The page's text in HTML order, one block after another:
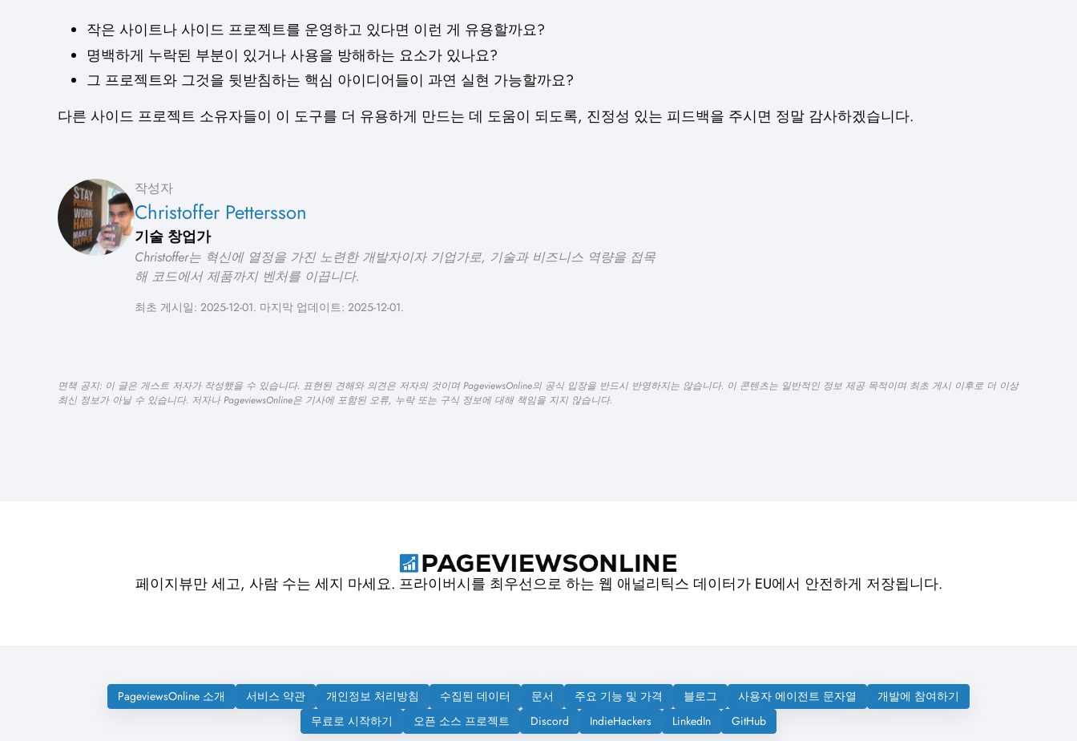
작은 사이트나 사이드 프로젝트를 운영하고 있다면 이런 게 유용할까요?
명백하게 누락된 부분이 있거나 사용을 방해하는 요소가 있나요?
그 프로젝트와 그것을 뒷받침하는 핵심 아이디어들이 과연 실현 가능할까요?
다른 사이드 프로젝트 소유자들이 이 도구를 더 유용하게 만드는 데 도움이 되도록, 진정성 있는 피드백을 주시면 정말 감사하겠습니다.
작성자
Christoffer Pettersson
기술 창업가
Christoffer는 혁신에 열정을 가진 노련한 개발자이자 기업가로, 기술과 비즈니스 역량을 접목
해 코드에서 제품까지 벤처를 이끕니다.
최초 게시일: 2025-12-01. 마지막 업데이트: 2025-12-01.
면책 공지: 이 글은 게스트 저자가 작성했을 수 있습니다. 표현된 견해와 의견은 저자의 것이며 PageviewsOnline의 공식 입장을 반드시 반영하지는 않습니다. 이 콘텐츠는 일반적인 정보 제공 목적이며 최초 게시 이후로 더 이상
최신 정보가 아닐 수 있습니다. 저자나 PageviewsOnline은 기사에 포함된 오류, 누락 또는 구식 정보에 대해 책임을 지지 않습니다.
페이지뷰만 세고, 사람 수는 세지 마세요. 프라이버시를 최우선으로 하는 웹 애널리틱스 데이터가 EU에서 안전하게 저장됩니다.
PageviewsOnline 소개 서비스 약관 개인정보 처리방침 수집된 데이터 문서 주요 기능 및 가격 블로그 사용자 에이전트 문자열
개발에 참여하기
무료로 시작하기
오픈 소스 프로젝트 Discord IndieHackers LinkedIn GitHub